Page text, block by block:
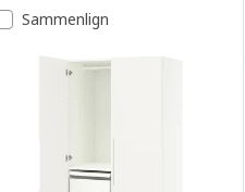
PAX / TONSTAD,
Sammenlign